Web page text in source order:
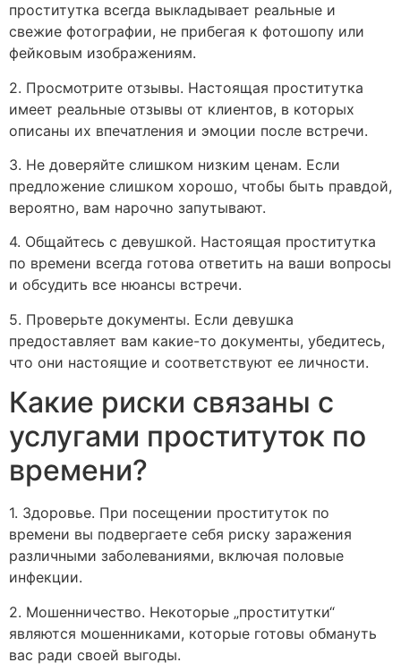
проститутка всегда выкладывает реальные и
свежие фотографии, не прибегая к фотошопу или
фейковым изображениям.
2. Просмотрите отзывы. Настоящая проститутка
имеет реальные отзывы от клиентов, в которых
описаны их впечатления и эмоции после встречи.
3. Не доверяйте слишком низким ценам. Если
предложение слишком хорошо, чтобы быть правдой,
вероятно, вам нарочно запутывают.
4. Общайтесь с девушкой. Настоящая проститутка
по времени всегда готова ответить на ваши вопросы
и обсудить все нюансы встречи.
5. Проверьте документы. Если девушка
предоставляет вам какие-то документы, убедитесь,
что они настоящие и соответствуют ее личности.
Какие риски связаны с
услугами проституток по
времени?
1. Здоровье. При посещении проституток по
времени вы подвергаете себя риску заражения
различными заболеваниями, включая половые
инфекции.
2. Мошенничество. Некоторые „проститутки“
являются мошенниками, которые готовы обмануть
вас ради своей выгоды.